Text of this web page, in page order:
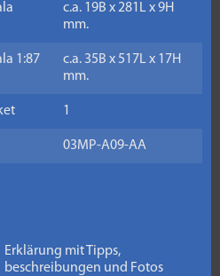
c.a. 19B x 281L x 9H
mm.
1:87
c.a. 35B x 517L x 17H
mm.
1
03MP-A09-AA
Erklärung mit Tipps,
beschreibungen und Fotos